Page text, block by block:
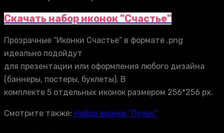
Скачать набор иконок "Счастье"
Прозрачные “Иконки Счастье” в формате .png
идеально подойдут
для презентации или оформления любого дизайна
(баннеры, постеры, буклеты). В
комплекте 5 отдельных иконок размером 256*256 px.
Смотрите также: Набор иконок “Пульс”